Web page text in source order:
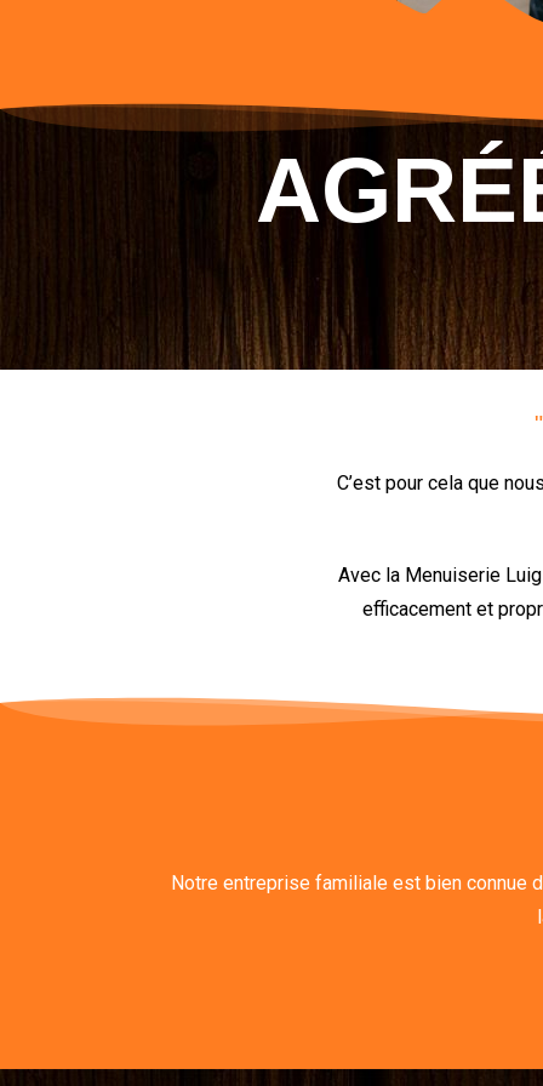
C’est pour cela que
Avec la Menuiserie
efficacement et
Notre entreprise familiale est bien connue